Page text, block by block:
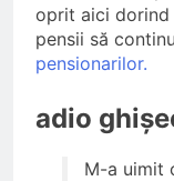
oprit aici dorind
pensii să
pensionarilor.
adio
M-a uimit